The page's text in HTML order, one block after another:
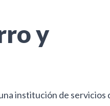
y
institución de servicios